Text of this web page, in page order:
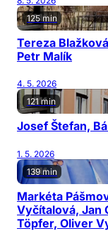
125 min
Tereza
Petr Malík
4. 5. 2026
121 min
Josef Štefan,
1. 5. 2026
139 min
Markéta
Vyčítalová, Jan
Töpfer, Oliver